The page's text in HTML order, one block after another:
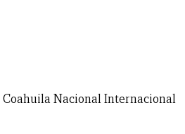
Coahuila NacionalInternacional